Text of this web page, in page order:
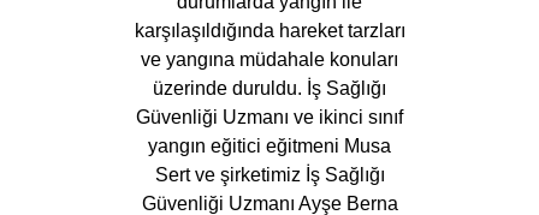
karşılaşıldığında hareket tarzları
ve yangına müdahale konuları
üzerinde duruldu. İş Sağlığı
Güvenliği Uzmanı ve ikinci sınıf
yangın eğitici eğitmeni Musa
Sert ve şirketimiz İş Sağlığı
Güvenliği Uzmanı Ayşe Berna